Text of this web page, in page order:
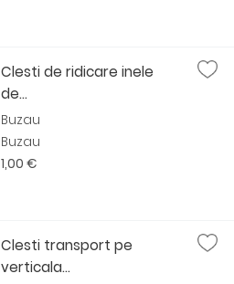
Clesti de ridicare inele
de...
Buzau
Buzau
1,00 €
Clesti transport pe
verticala...